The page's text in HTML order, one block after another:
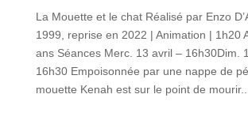
La Mouette et le chat Réalisé par Enzo
1999, reprise en 2022 | Animation | 1h20
ans Séances Merc. 13 avril – 16h30Dim.
16h30 Empoisonnée par une nappe de
mouette Kenah est sur le point de mourir....